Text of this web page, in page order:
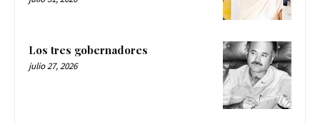
Los tres gobernadores
julio 27, 2026